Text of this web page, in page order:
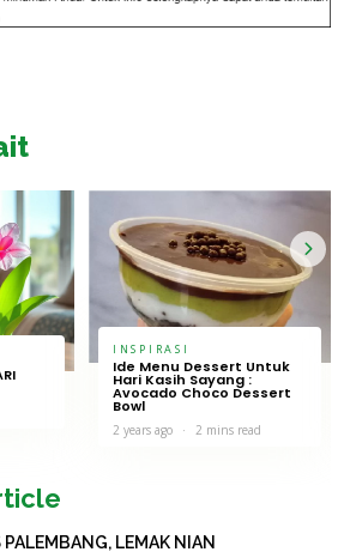
INSPIRASI
Ide Menu Dessert Untuk
Hari Kasih Sayang :
Avocado Choco Dessert
Bowl
2 years ago 2 mins read
PALEMBANG, LEMAK NIAN